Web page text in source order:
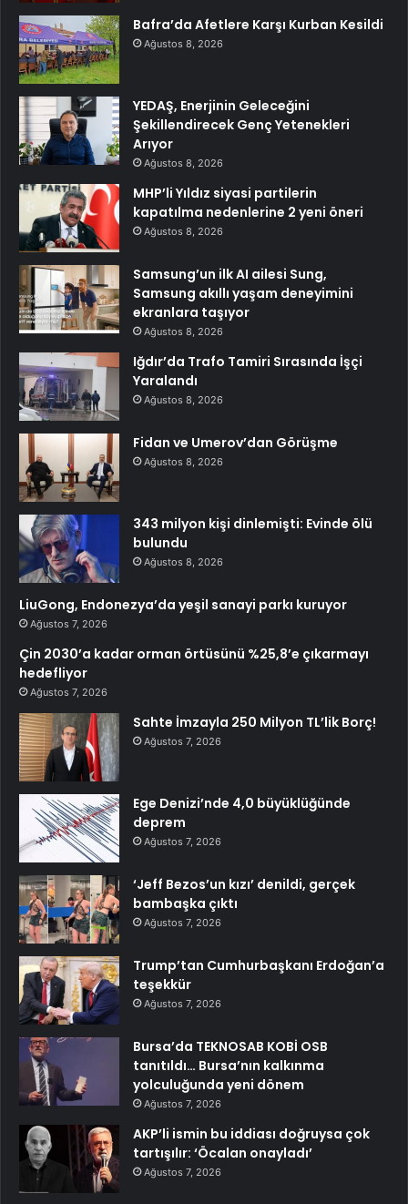
Bafra’da Afetlere Karşı Kurban Kesildi
Ağustos 8, 2026
YEDAŞ, Enerjinin Geleceğini
Şekillendirecek Genç Yetenekleri
Arıyor
Ağustos 8, 2026
MHP’li Yıldız siyasi partilerin
kapatılma nedenlerine 2 yeni öneri
Ağustos 8, 2026
Samsung’un ilk AI ailesi Sung,
Samsung akıllı yaşam deneyimini
ekranlara taşıyor
Ağustos 8, 2026
Iğdır’da Trafo Tamiri Sırasında İşçi
Yaralandı
Ağustos 8, 2026
Fidan ve Umerov’dan Görüşme
Ağustos 8, 2026
343 milyon kişi dinlemişti: Evinde ölü
bulundu
Ağustos 8, 2026
LiuGong, Endonezya’da yeşil sanayi parkı kuruyor
Ağustos 7, 2026
Çin 2030’a kadar orman örtüsünü %25,8’e çıkarmayı
hedefliyor
Ağustos 7, 2026
Sahte İmzayla 250 Milyon TL’lik Borç!
Ağustos 7, 2026
Ege Denizi’nde 4,0 büyüklüğünde
deprem
Ağustos 7, 2026
‘Jeff Bezos’un kızı’ denildi, gerçek
bambaşka çıktı
Ağustos 7, 2026
Trump’tan Cumhurbaşkanı Erdoğan’a
teşekkür
Ağustos 7, 2026
Bursa’da TEKNOSAB KOBİ OSB
tanıtıldı… Bursa’nın kalkınma
yolculuğunda yeni dönem
Ağustos 7, 2026
AKP’li ismin bu iddiası doğruysa çok
tartışılır: ‘Öcalan onayladı’
Ağustos 7, 2026